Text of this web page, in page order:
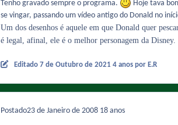
Tenho gravado sempre o programa. Hoje tava
se vingar, passando um vídeo antigo do Donald no
Um dos desenhos é aquele em que Donald quer
é legal, afinal, ele é o melhor personagem da Disney.
Editado 7 de Outubro de 2021 4 anos por E.R
Postado23 de Janeiro de 2008 18 anos